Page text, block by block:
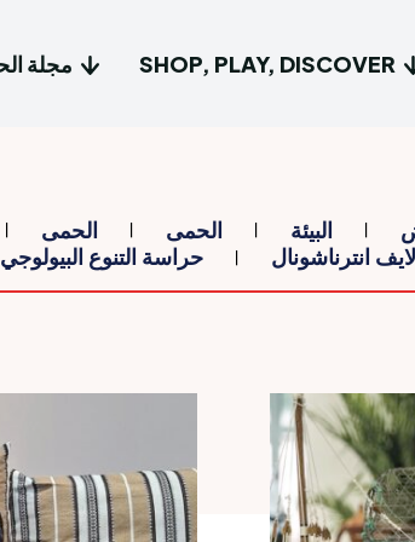
Home
مجلة
Act
Home
مجلة
Act
SHOP, PLAY, DISCOVER مجلة
البيئة الحمى الحمى
انترناشونال
حراسة التنوع البيولوجي